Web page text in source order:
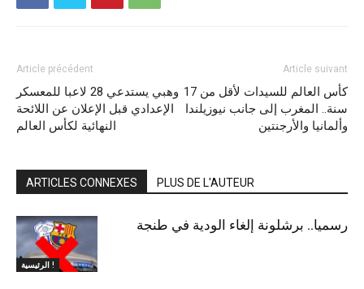
Article précédent
وهبي يستدعي 28 لاعبا للمعسكر
الإعدادي قبل الإعلان عن اللائحة
النهائية لكأس العالم
Article suivant
كأس العالم للسيدات لأقل من 17
سنة.. المغرب إلى جانب نيوزيلندا
وألمانيا والأرجنتين
ARTICLES CONNEXES PLUS DE L'AUTEUR
الرئيسية !
رسميا.. برشلونة إلغاء الودية في طنجة